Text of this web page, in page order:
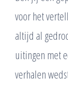
voor het
altijd al
uitingen met
verhalen